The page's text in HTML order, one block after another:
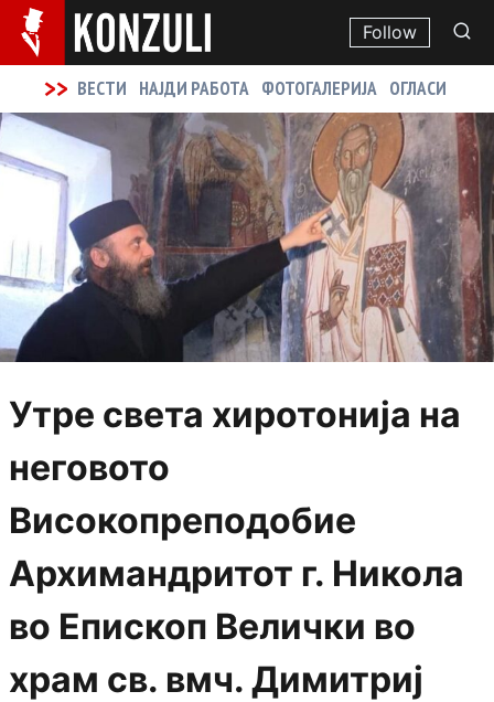
Follow
>> ВЕСТИ НАЈДИ РАБОТА ФОТОГАЛЕРИЈА ОГЛАСИ
Утре света хиротонија на
неговото
Високопреподобие
Архимандритот г. Никола
во Епископ Велички во
храм св. вмч. Димитриј